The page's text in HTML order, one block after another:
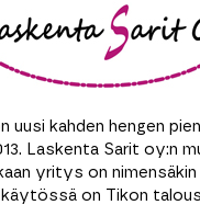
uusi kahden hengen
Laskenta Sarit oy:n
yritys on nimensäkin
käytössä on Tikon